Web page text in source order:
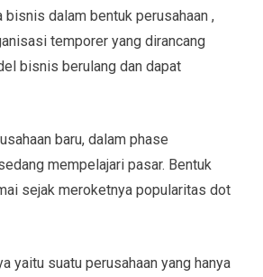
bisnis dalam bentuk perusahaan ,
temporer yang dirancang
bisnis berulang dan dapat
baru, dalam phase
mempelajari pasar. Bentuk
sejak meroketnya popularitas dot
yaitu suatu perusahaan yang hanya